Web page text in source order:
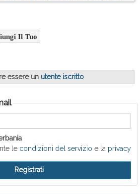
Il Tuo
essere un utente iscritto
le condizioni del servizio e la privacy